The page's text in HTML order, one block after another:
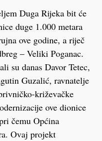
Duga Rijeka bit će
duge 1.000 metara
ove godine, a riječ
– Veliki Poganac.
su danas Davor Tetec,
Guzalić, ravnatelje
križevačke
ove dionice
čemu Općina
Ovaj projekt